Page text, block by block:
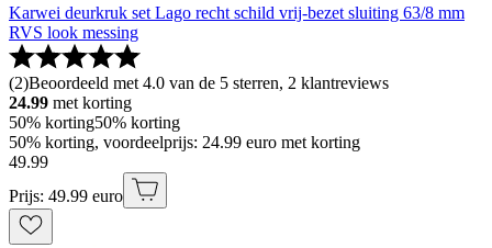
Karwei deurkruk set Lago recht schild vrij-bezet sluiting 63/8 mm
RVS look messing
(2)Beoordeeld met 4.0 van de 5 sterren, 2 klantreviews
24.99 met korting
50% korting50% korting
50% korting, voordeelprijs: 24.99 euro met korting
49.99
Prijs: 49.99 euro